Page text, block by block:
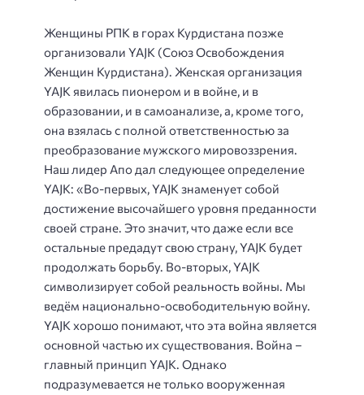
Женщины РПК в горах Курдистана позже
организовали YAJK (Союз Освобождения
Женщин Курдистана). Женская организация
YAJK явилась пионером и в войне, и в
образовании, и в самоанализе, а, кроме того,
она взялась с полной ответственностью за
преобразование мужского мировоззрения.
Наш лидер Апо дал следующее определение
YAJK: «Во-первых, YAJK знаменует собой
достижение высочайшего уровня преданности
своей стране. Это значит, что даже если все
остальные предадут свою страну, YAJK будет
продолжать борьбу. Во-вторых, YAJK
символизирует собой реальность войны. Мы
ведём национально-освободительную войну.
YAJK хорошо понимают, что эта война является
основной частью их существования. Война –
главный принцип YAJK. Однако
подразумевается не только вооруженная